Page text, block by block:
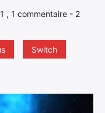
, 1 commentaire - 2
Switch